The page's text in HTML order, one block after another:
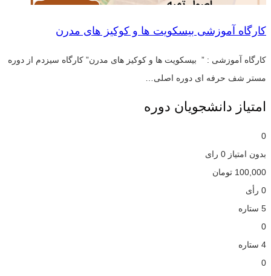
کارگاه آموزشی بیسکویت ها و کوکیز های مدرن
کارگاه آموزشی : ” بیسکویت ها و کوکیز های مدرن” کارگاه سیزدم از دوره
مستر شف حرفه ای دوره اصلی…
امتیاز دانشجویان دوره
0
بدون امتیاز 0 رای
100,000 تومان
0 رأی
5 ستاره
0
4 ستاره
0